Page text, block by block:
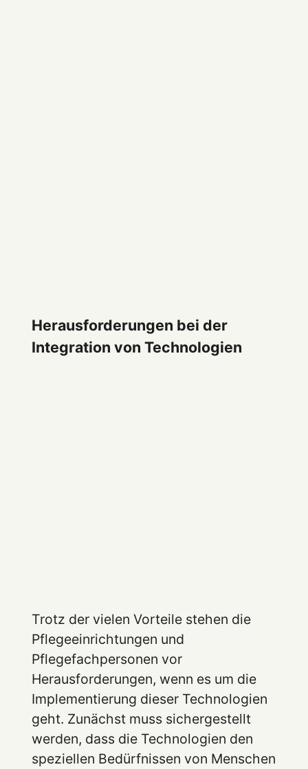
Herausforderungen bei der
Integration von Technologien
Trotz der vielen Vorteile stehen die
Pflegeeinrichtungen und
Pflegefachpersonen vor
Herausforderungen, wenn es um die
Implementierung dieser Technologien
geht. Zunächst muss sichergestellt
werden, dass die Technologien den
speziellen Bedürfnissen von Menschen